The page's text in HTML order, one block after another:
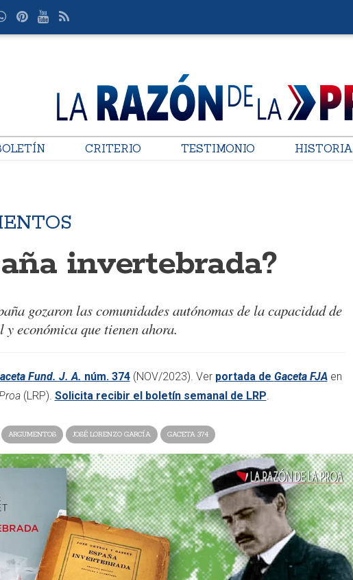
CRITERIO TESTIMONIO HISTORIA
invertebrada?
gozaron las comunidades autónomas de la capacidad de
y económica que tienen ahora.
Fund. J. A. núm. 374(NOV/2023). Ver portada de Gaceta FJAen
(LRP). Solicita recibir el boletín semanal de LRP.
ARGUMENTOS JOSÉ LORENZO GARCÍA GACETA 374